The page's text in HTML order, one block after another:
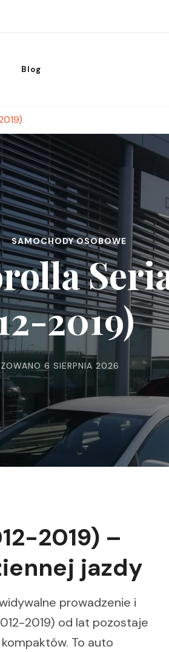
Blog
SAMOCHODY OSOBOWE
2019)
6 SIERPNIA 2026
2019) –
jazdy
prowadzenie i
2019) od lat pozostaje
To auto